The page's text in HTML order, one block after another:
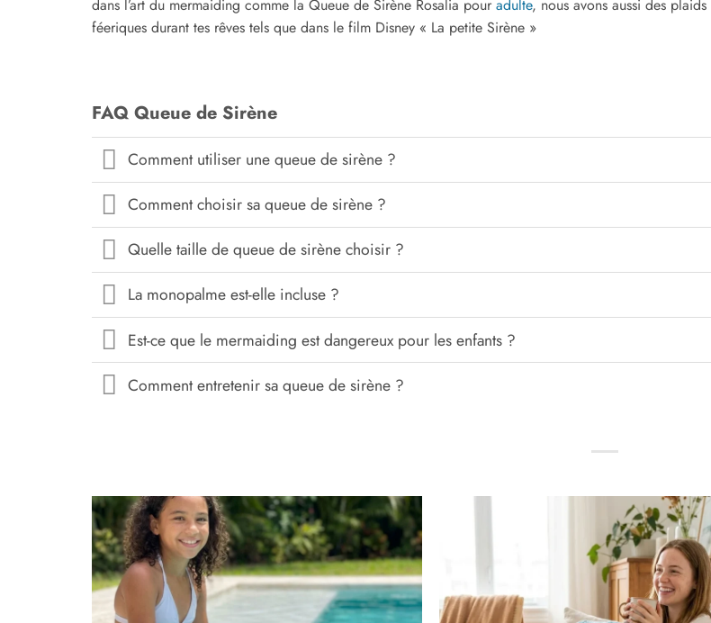
dans l’art du mermaiding comme la Queue de Sirène Rosalia pour adulte, nous avons aussi des
féeriques durant tes rêves tels que dans le film Disney « La petite Sirène »
FAQ Queue de Sirène
Comment utiliser une queue de sirène ?
Comment choisir sa queue de sirène ?
Quelle taille de queue de sirène choisir ?
La monopalme est-elle incluse ?
Est-ce que le mermaiding est dangereux pour les enfants ?
Comment entretenir sa queue de sirène ?
Ajouter
à la
liste
d’envies